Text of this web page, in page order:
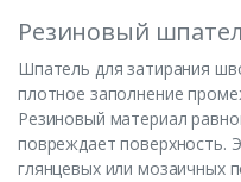
Резиновый
Шпатель для затирания
плотное заполнение
Резиновый материал
повреждает поверхность.
глянцевых или мозаичных